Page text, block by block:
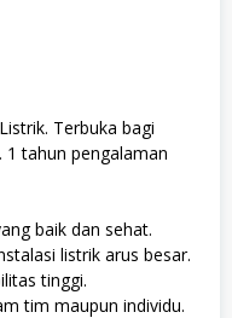
Terbuka bagi
1 tahun pengalaman
baik dan sehat.
listrik arus besar.
tinggi.
tim maupun individu.